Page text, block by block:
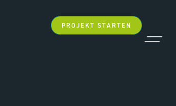
PROJEKT STARTEN